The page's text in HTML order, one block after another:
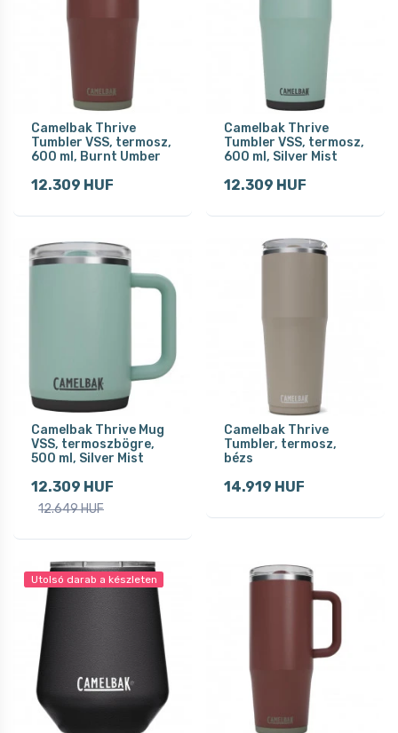
Camelbak Thrive
Tumbler VSS, termosz,
600 ml, Burnt Umber
12.309 HUF
Camelbak Thrive
Tumbler VSS, termosz,
600 ml, Silver Mist
12.309 HUF
Camelbak Thrive Mug
VSS, termoszbögre,
500 ml, Silver Mist
12.309 HUF
12.649 HUF
Camelbak Thrive
Tumbler, termosz,
bézs
14.919 HUF
Utolsó darab a készleten